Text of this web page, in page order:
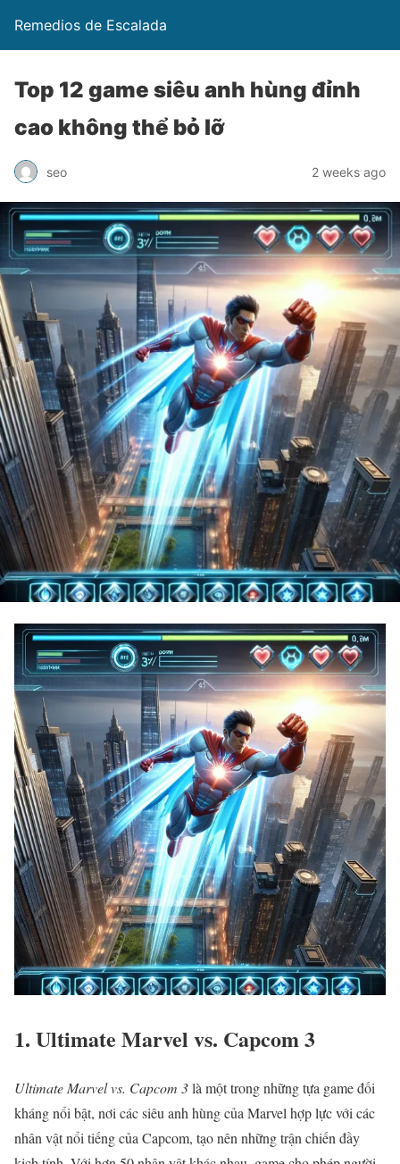
Remedios de Escalada
Top 12 game siêu anh hùng đỉnh
cao không thể bỏ lỡ
seo 2 weeks ago
1. Ultimate Marvel vs. Capcom 3
Ultimate Marvel vs. Capcom 3là một trong những tựa game đối
kháng nổi bật, nơi các siêu anh hùng của Marvel hợp lực với các
nhân vật nổi tiếng của Capcom, tạo nên những trận chiến đầy